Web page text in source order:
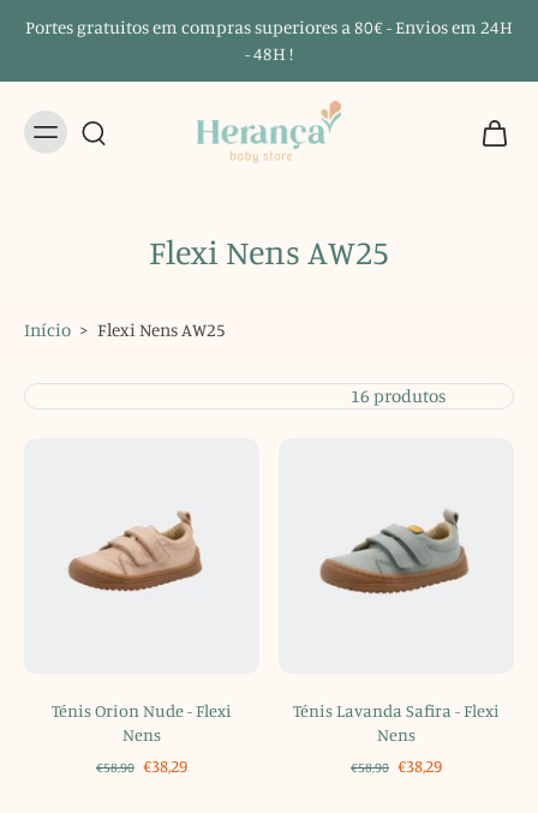
Portes gratuitos em compras superiores a 80€ - Envios em 24H
- 48H !
Flexi Nens AW25
Início > Flexi Nens AW25
16 produtos
Ténis Orion Nude - Flexi
Nens
€58,90 €38,29
Ténis Lavanda Safira - Flexi
Nens
€58,90 €38,29